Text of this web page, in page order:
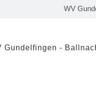
WV
Gundelfingen -